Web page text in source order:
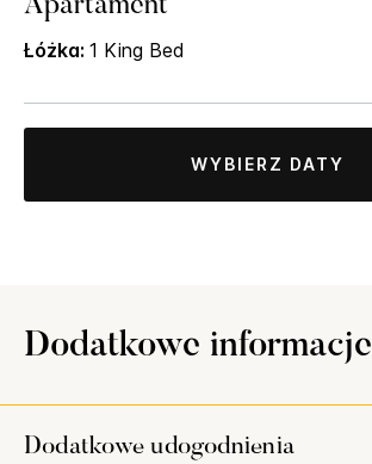
Apartament
Łóżka: 1 King Bed
WYBIERZ DATY
Dodatkowe informacje
Dodatkowe udogodnienia